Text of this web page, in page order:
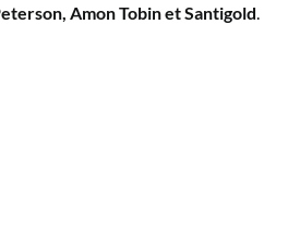
Amon Tobin et Santigold